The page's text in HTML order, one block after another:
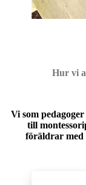
Hur vi
Vi som
till
föräldrar med